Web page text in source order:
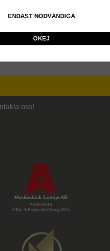
oss!
ENDAST NÖDVÄNDIGA
OKEJ